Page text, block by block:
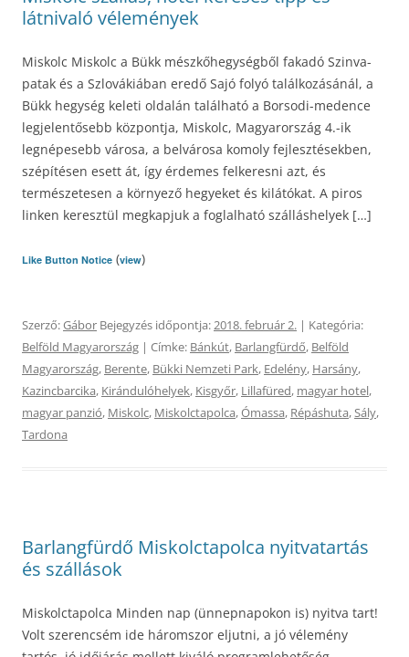
látnivaló vélemények
Miskolc Miskolc a Bükk mészkőhegységből fakadó Szinva-
patak és a Szlovákiában eredő Sajó folyó találkozásánál, a
Bükk hegység keleti oldalán található a Borsodi-medence
legjelentősebb központja, Miskolc, Magyarország 4.-ik
legnépesebb városa, a belvárosa komoly fejlesztésekben,
szépítésen esett át, így érdemes felkeresni azt, és
természetesen a környező hegyeket és kilátókat. A piros
linken keresztül megkapjuk a foglalható szálláshelyek […]
Like Button Notice (view)
Szerző:Gábor Bejegyzés időpontja:2018. február 2. | Kategória:
Belföld Magyarország | Címke: Bánkút, Barlangfürdő, Belföld
Magyarország, Berente, Bükki Nemzeti Park, Edelény, Harsány,
Kazincbarcika, Kirándulóhelyek, Kisgyőr, Lillafüred, magyar hotel,
magyar panzió, Miskolc, Miskolctapolca,Ómassa, Répáshuta,Sály,
Tardona
Barlangfürdő Miskolctapolca nyitvatartás
és szállások
Miskolctapolca Minden nap (ünnepnapokon is) nyitva tart!
Volt szerencsém ide háromszor eljutni, a jó vélemény